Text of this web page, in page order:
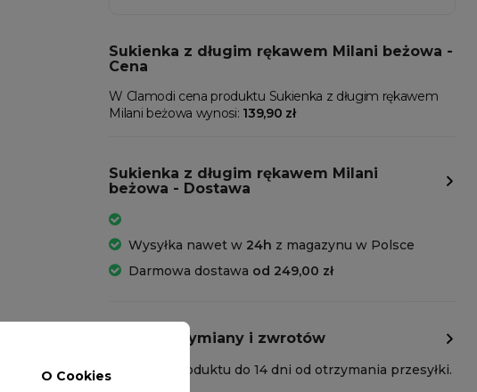
Sukienka z długim rękawem Milani beżowa -
Cena
W Clamodi cena produktu Sukienka z długim rękawem
Milani beżowa wynosi: 139,90 zł
Sukienka z długim rękawem Milani
beżowa - Dostawa
Wysyłka nawet w 24h z magazynu w Polsce
Darmowa dostawa od 249,00 zł
Polityka wymiany i zwrotów
Zwrot produktu do 14 dni od otrzymania przesyłki.
O Cookies